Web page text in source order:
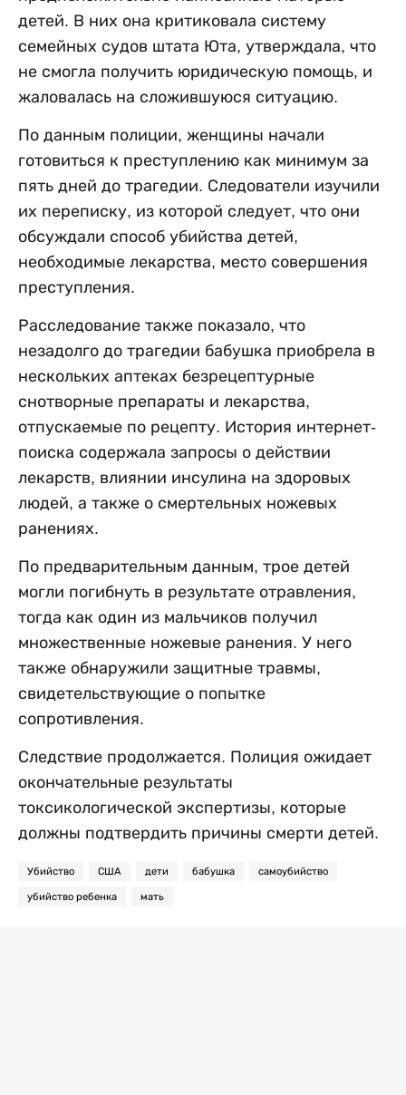
детей. В них она критиковала систему
семейных судов штата Юта, утверждала, что
не смогла получить юридическую помощь, и
жаловалась на сложившуюся ситуацию.
По данным полиции, женщины начали
готовиться к преступлению как минимум за
пять дней до трагедии. Следователи изучили
их переписку, из которой следует, что они
обсуждали способ убийства детей,
необходимые лекарства, место совершения
преступления.
Расследование также показало, что
незадолго до трагедии бабушка приобрела в
нескольких аптеках безрецептурные
снотворные препараты и лекарства,
отпускаемые по рецепту. История интернет-
поиска содержала запросы о действии
лекарств, влиянии инсулина на здоровых
людей, а также о смертельных ножевых
ранениях.
По предварительным данным, трое детей
могли погибнуть в результате отравления,
тогда как один из мальчиков получил
множественные ножевые ранения. У него
также обнаружили защитные травмы,
свидетельствующие о попытке
сопротивления.
Следствие продолжается. Полиция ожидает
окончательные результаты
токсикологической экспертизы, которые
должны подтвердить причины смерти детей.
Убийство США дети бабушка самоубийство
убийство ребенка мать